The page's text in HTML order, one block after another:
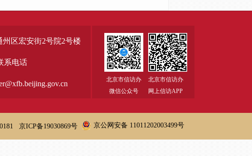
北京市信访办
网上信访APP
北京市信访办
微信公众号
区宏安街2号院2号楼
系电话
京ICP备19030869号 京公网安备 11011202003499号